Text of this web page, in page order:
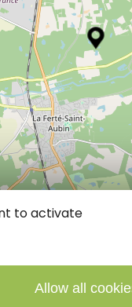
to activate
Allow all